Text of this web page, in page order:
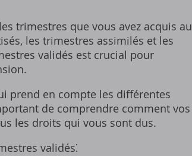
trimestres que vous avez acquis au
les trimestres assimilés et les
validés est crucial pour
prend en compte les différentes
de comprendre comment vos
les droits qui vous sont dus.
validés⁚